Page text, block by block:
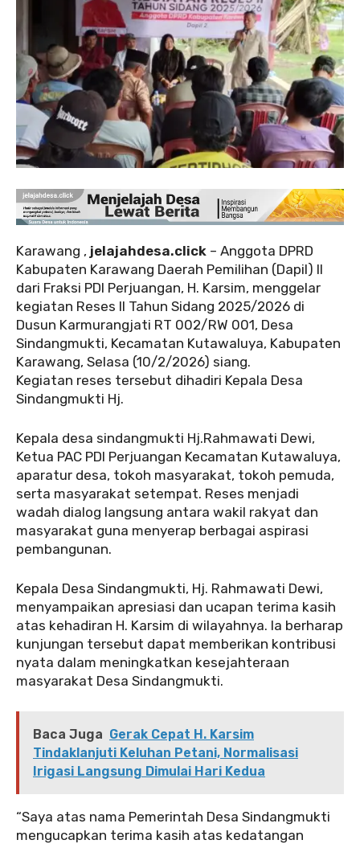
Karawang , jelajahdesa.click – Anggota DPRD
Kabupaten Karawang Daerah Pemilihan (Dapil) II
dari Fraksi PDI Perjuangan, H. Karsim, menggelar
kegiatan Reses II Tahun Sidang 2025/2026 di
Dusun Karmurangjati RT 002/RW 001, Desa
Sindangmukti, Kecamatan Kutawaluya, Kabupaten
Karawang, Selasa (10/2/2026) siang.
Kegiatan reses tersebut dihadiri Kepala Desa
Sindangmukti Hj.
Kepala desa sindangmukti Hj.Rahmawati Dewi,
Ketua PAC PDI Perjuangan Kecamatan Kutawaluya,
aparatur desa, tokoh masyarakat, tokoh pemuda,
serta masyarakat setempat. Reses menjadi
wadah dialog langsung antara wakil rakyat dan
masyarakat guna menyerap berbagai aspirasi
pembangunan.
Kepala Desa Sindangmukti, Hj. Rahmawati Dewi,
menyampaikan apresiasi dan ucapan terima kasih
atas kehadiran H. Karsim di wilayahnya. Ia berharap
kunjungan tersebut dapat memberikan kontribusi
nyata dalam meningkatkan kesejahteraan
masyarakat Desa Sindangmukti.
Baca Juga Gerak Cepat H. Karsim
Tindaklanjuti Keluhan Petani, Normalisasi
Irigasi Langsung Dimulai Hari Kedua
“Saya atas nama Pemerintah Desa Sindangmukti
mengucapkan terima kasih atas kedatangan